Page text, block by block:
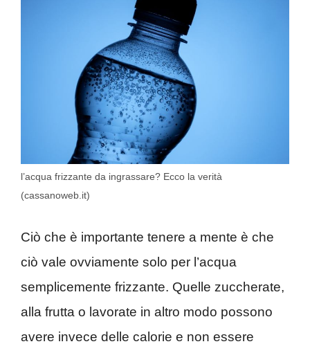
l’acqua frizzante da ingrassare? Ecco la verità
(cassanoweb.it)
Ciò che è importante tenere a mente è che
ciò vale ovviamente solo per l’acqua
semplicemente frizzante. Quelle zuccherate,
alla frutta o lavorate in altro modo possono
avere invece delle calorie e non essere